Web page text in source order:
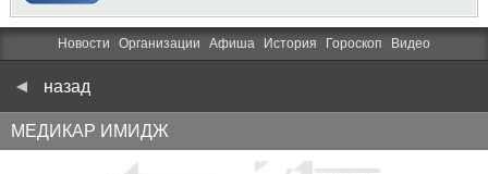
Новости Организации Афиша История Гороскоп Видео
назад
МЕДИКАР ИМИДЖ